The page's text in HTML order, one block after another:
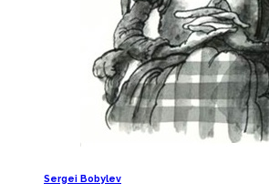
Sergei Bobylev